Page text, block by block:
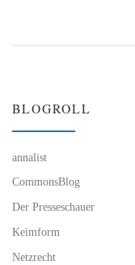
BLOGROLL
annalist
CommonsBlog
Der Presseschauer
Keimform
Netzrecht